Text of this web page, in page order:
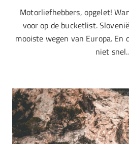
Motorliefhebbers, opgelet!
voor op de bucketlist.
mooiste wegen van Europa.
niet